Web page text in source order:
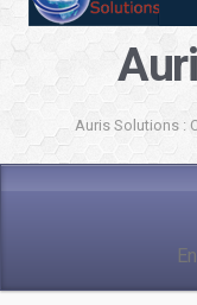
Auris Solutions :